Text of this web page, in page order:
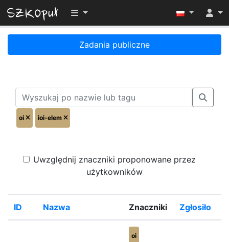
Przełącz widoczność menu
Zadania publiczne
oi ioi-elem
Uwzględnij znaczniki proponowane przez
użytkowników
ID Nazwa Znaczniki Zgłosiło
oi